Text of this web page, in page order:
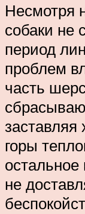
Несмотря
собаки не
период
проблем
часть
заставляя
горы
не